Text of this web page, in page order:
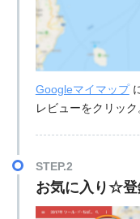
Googleマイマップ
レビューをクリック
STEP.2
お気に入り☆登